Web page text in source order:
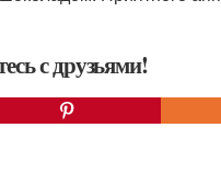
с друзьями!